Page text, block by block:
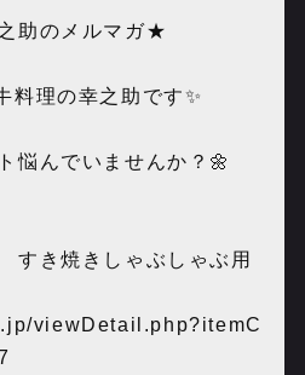
助のメルマガ★
料理の幸之助です✨
悩んでいませんか？🌼
すき焼きしゃぶしゃぶ用
viewDetail.php?itemC